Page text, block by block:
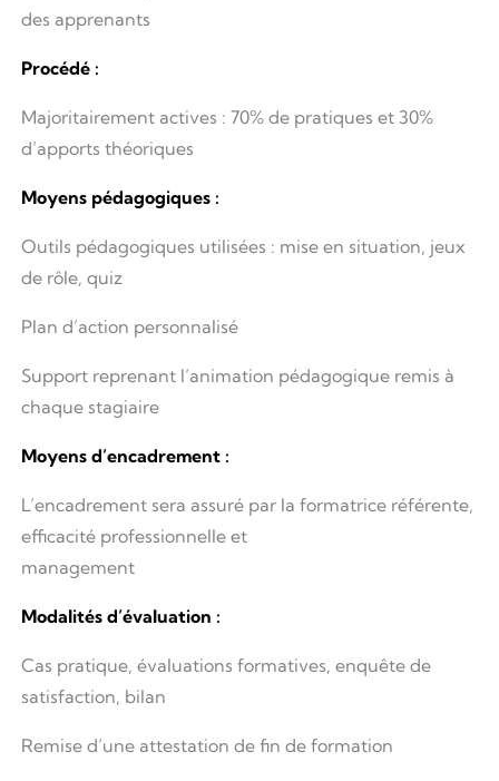
des apprenants
Procédé :
Majoritairement actives : 70% de pratiques et 30%
d’apports théoriques
Moyens pédagogiques :
Outils pédagogiques utilisées : mise en situation, jeux
de rôle, quiz
Plan d’action personnalisé
Support reprenant l’animation pédagogique remis à
chaque stagiaire
Moyens d’encadrement :
L’encadrement sera assuré par la formatrice référente,
efficacité professionnelle et
management
Modalités d’évaluation :
Cas pratique, évaluations formatives, enquête de
satisfaction, bilan
Remise d’une attestation de fin de formation